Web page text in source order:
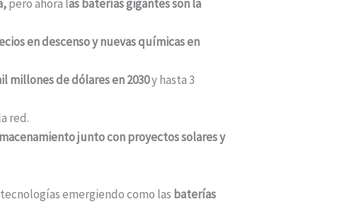
pero ahora las baterías gigantes son la
en descenso y nuevas químicas en
millones de dólares en 2030y hasta 3
red.
junto con proyectos solares y
emergiendo como las baterías